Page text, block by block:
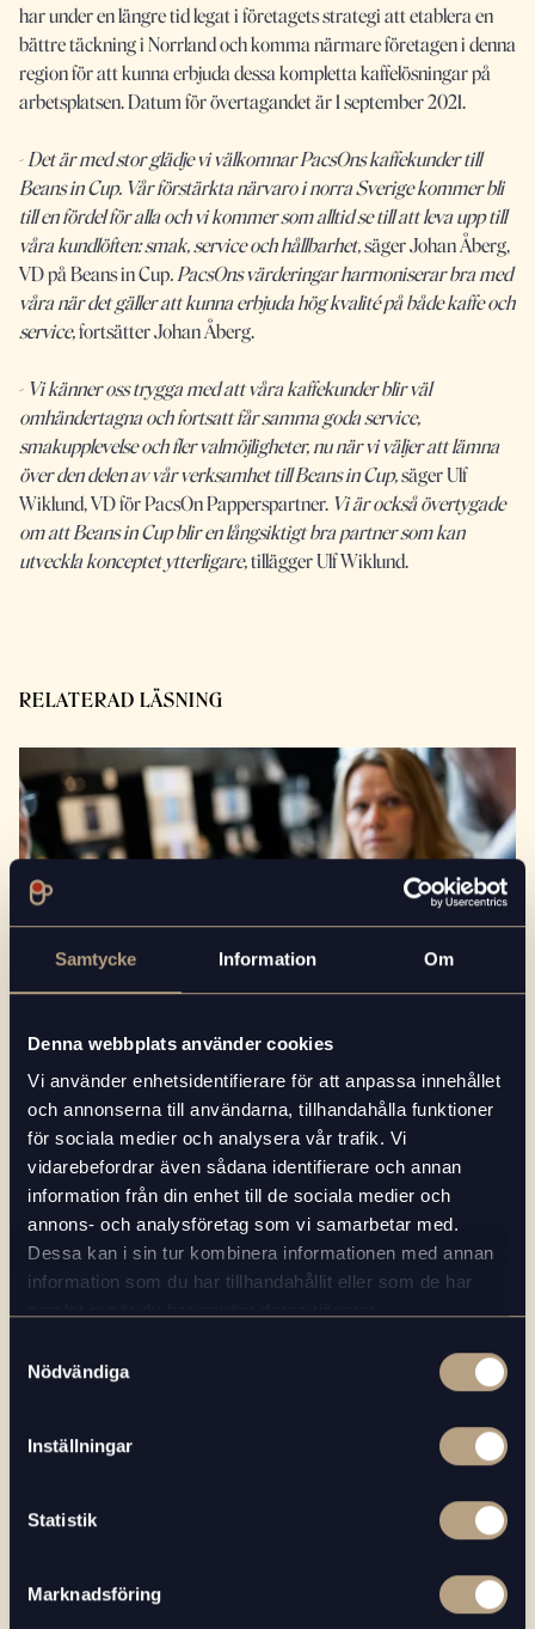
Samtycke Information Om
Denna webbplats använder cookies
Vi använder enhetsidentifierare för att anpassa innehållet
och annonserna till användarna, tillhandahålla funktioner
för sociala medier och analysera vår trafik. Vi
vidarebefordrar även sådana identifierare och annan
information från din enhet till de sociala medier och
annons- och analysföretag som vi samarbetar med.
Dessa kan i sin tur kombinera informationen med annan
information som du har tillhandahållit eller som de har
Nödvändiga
Inställningar
Statistik
Marknadsföring
har under en längre tid legat i företagets strategi att etablera en
bättre täckning i Norrland och komma närmare företagen i denna
region för att kunna erbjuda dessa kompletta kaffelösningar på
arbetsplatsen. Datum för övertagandet är 1 september 2021.
-Det är med stor glädje vi välkomnar PacsOns kaffekunder till
Beans in Cup. Vår förstärkta närvaro i norra Sverige kommer bli
till en fördel för alla och vi kommer som alltid se till att leva upp till
våra kundlöften: smak, service och hållbarhet,säger Johan Åberg,
VD på Beans in Cup. PacsOns värderingar harmoniserar bra med
våra när det gäller att kunna erbjuda hög kvalité på både kaffe och
service,fortsätter Johan Åberg.
- Vi känner oss trygga med att våra kaffekunder blir väl
omhändertagna och fortsatt får samma goda service,
smakupplevelse och fler valmöjligheter, nu när vi väljer att lämna
över den delen av vår verksamhet till Beans in Cup,säger Ulf
Wiklund, VD för PacsOn Papperspartner. Vi är också övertygade
om att Beans in Cup blir en långsiktigt bra partner som kan
utveckla konceptet ytterligare,tillägger Ulf Wiklund.
RELATERAD LÄSNING
2021-08-18
PRESS & MEDIA
Beans in Cup förstärker sin geografiska
position i södra Sverige
Läs mer